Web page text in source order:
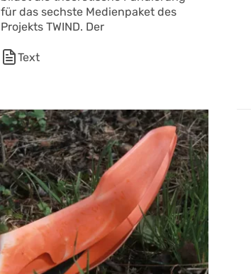
für das sechste Medienpaket des
Projekts TWIND. Der
Text